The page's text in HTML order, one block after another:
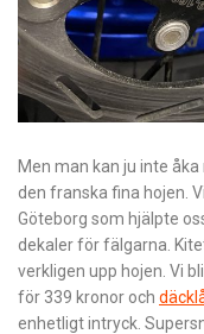
Men man kan ju inte
den franska fina hojen.
Göteborg som hjälpte
dekaler för fälgarna.
verkligen upp hojen. Vi
för 339 kronor och
enhetligt intryck.